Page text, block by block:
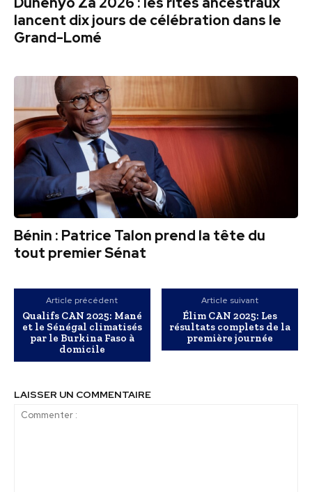
lancent dix jours de célébration dans le
Grand-Lomé
Bénin : Patrice Talon prend la tête du
tout premier Sénat
Article précédent
Qualifs CAN 2025: Mané
et le Sénégal climatisés
par le Burkina Faso à
domicile
Article suivant
Élim CAN 2025: Les
résultats complets de la
première journée
LAISSER UN COMMENTAIRE